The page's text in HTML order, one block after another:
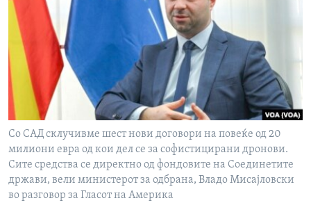
ИНТЕРВЈУА
Јазици
Со САД склучивме шест нови договори на повеќе од 20
милиони евра од кои дел се за софистицирани дронови.
Сите средства се директно од фондовите на Соединетите
држави, вели министерот за одбрана, Владо Мисајловски
во разговор за Гласот на Америка